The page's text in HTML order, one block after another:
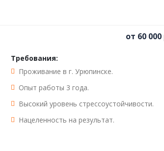
от 60
Требования:
Проживание в г. Урюпинске.
Опыт работы 3 года.
Высокий уровень стрессоустойчивости.
Нацеленность на результат.